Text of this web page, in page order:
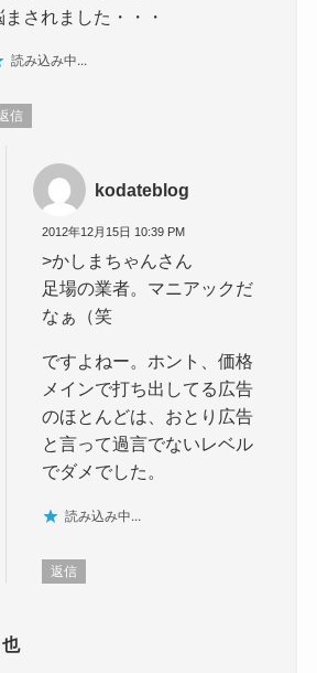
まされました・・・
読み込み中...
信
kodateblog
2012年12月15日 10:39 PM
>かしまちゃんさん
足場の業者。マニアックだ
なぁ（笑
ですよねー。ホント、価格
メインで打ち出してる広告
のほとんどは、おとり広告
と言って過言でないレベル
でダメでした。
読み込み中...
返信